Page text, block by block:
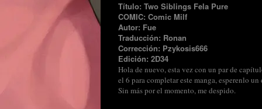
Título: Two Siblings Fela Pure
COMIC: Comic Milf
Autor: Fue
Traducción: Ronan
Corrección: Pzykosis666
Edición: 2D34
Hola de nuevo, esta vez con un par de
el 6 para completar este manga, esperenlo un
Sin más por el momento, me despido.